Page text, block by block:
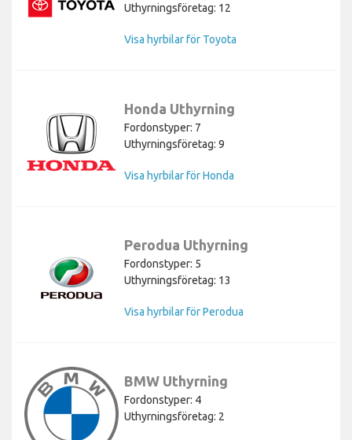
Uthyrningsföretag: 12
Visa hyrbilar för Toyota
Honda Uthyrning
Fordonstyper: 7
Uthyrningsföretag: 9
Visa hyrbilar för Honda
Perodua Uthyrning
Fordonstyper: 5
Uthyrningsföretag: 13
Visa hyrbilar för Perodua
BMW Uthyrning
Fordonstyper: 4
Uthyrningsföretag: 2